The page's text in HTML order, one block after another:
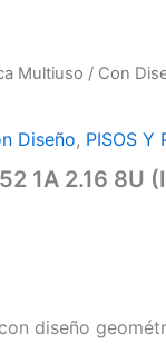
Multiuso / Con
Diseño, PISOS Y
1A 2.16 8U
diseño